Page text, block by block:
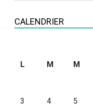
CALENDRIER
L
M M
3
4 5